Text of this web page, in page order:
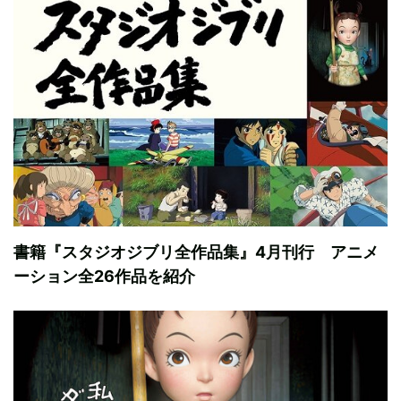
書籍『スタジオジブリ全作品集』4月刊行 アニメ
ーション全26作品を紹介